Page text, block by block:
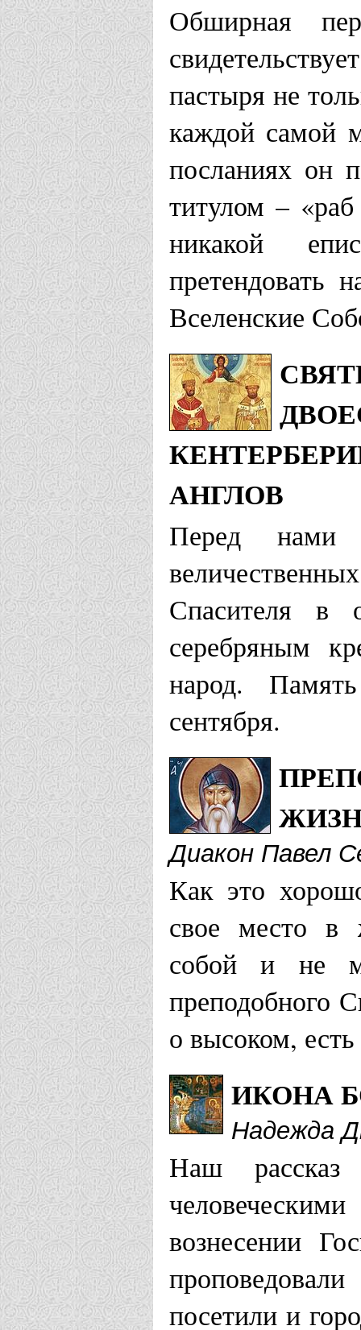
Обширная
пастыря не
каждой самой
посланиях он
титулом –
никакой
претендовать
Вселенские
АНГЛОВ
Перед нами
Спасителя в
серебряным
народ.
сентября.
Диакон Павел
Как это
свое место в
собой и не
преподобного
о высоком,
ИКОНА
Надежда
Наш
вознесении
посетили и